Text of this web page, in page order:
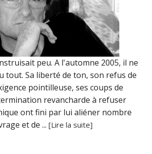
peu. A l'automne 2005, il ne
tout. Sa liberté de ton, son refus de
pointilleuse, ses coups de
revancharde à refuser
ont fini par lui aliéner nombre
et de ...[Lire la suite]